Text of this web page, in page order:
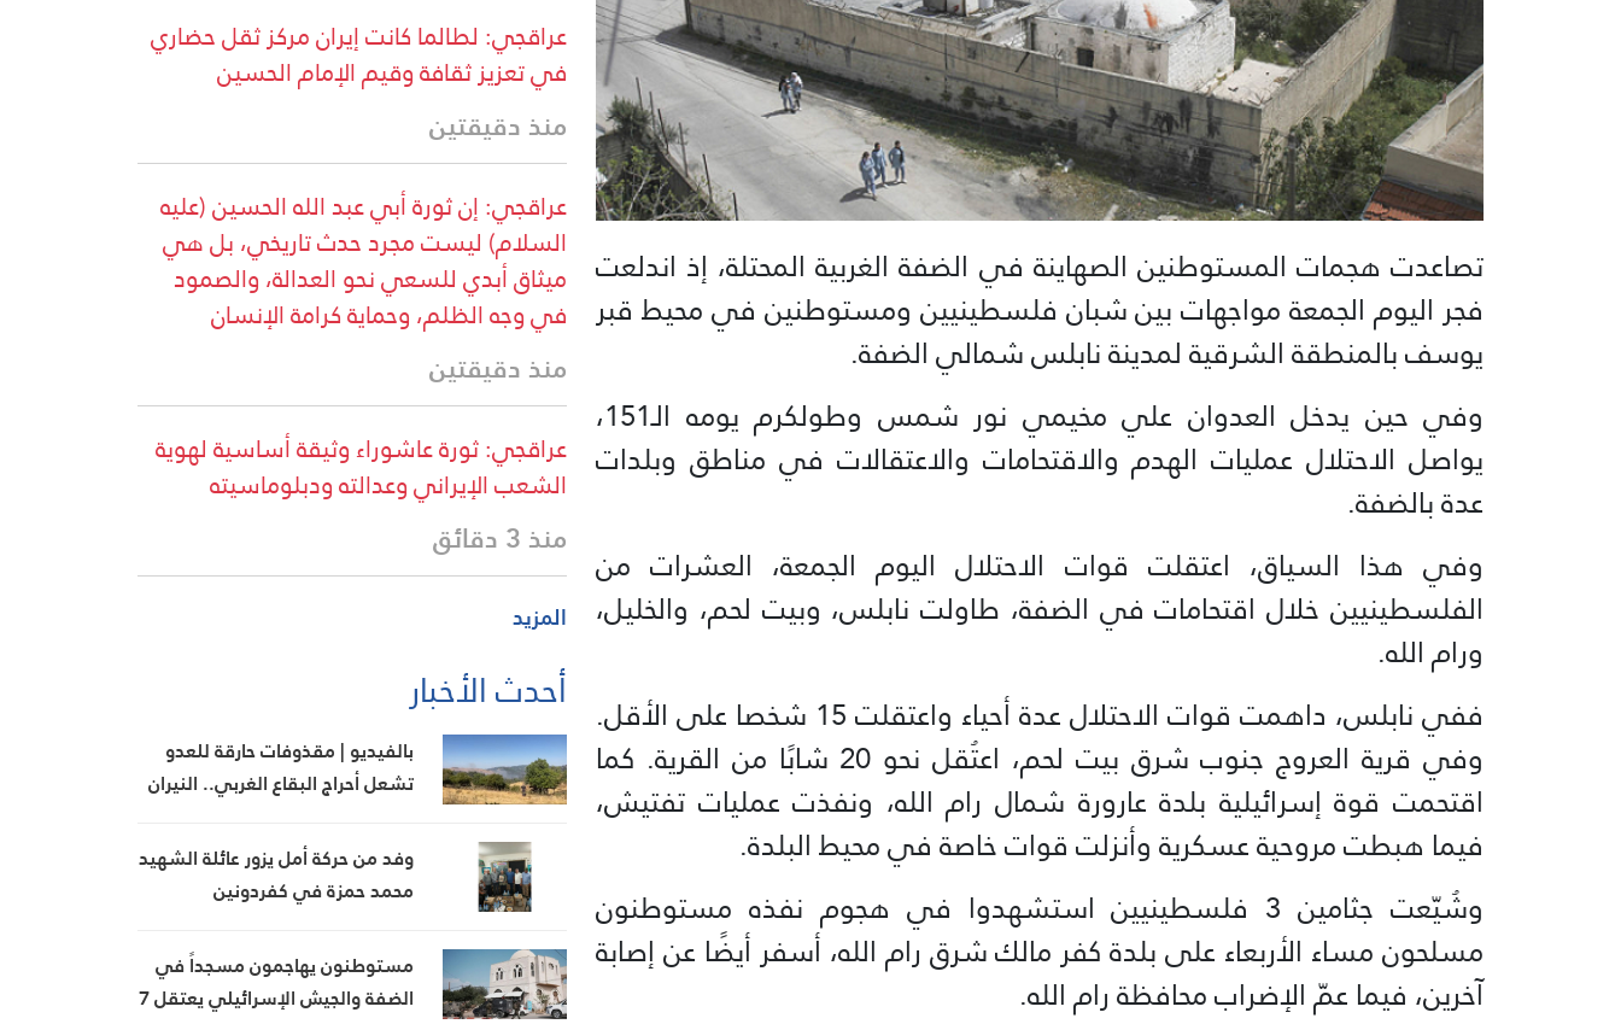
تصاعدت هجمات المستوطنين الصهاينة في الضفة الغربية المحتلة، إذ اندلعت
فجر اليوم الجمعة مواجهات بين شبان فلسطينيين ومستوطنين في محيط قبر
يوسف بالمنطقة الشرقية لمدينة نابلس شمالي الضفة.
وفي حين يدخل العدوان علي مخيمي نور شمس وطولكرم يومه الـ151،
يواصل الاحتلال عمليات الهدم والاقتحامات والاعتقالات في مناطق وبلدات
عدة بالضفة.
وفي هذا السياق، اعتقلت قوات الاحتلال اليوم الجمعة، العشرات من
الفلسطينيين خلال اقتحامات في الضفة، طاولت نابلس، وبيت لحم، والخليل،
ورام الله.
ففي نابلس، داهمت قوات الاحتلال عدة أحياء واعتقلت 15 شخصا على الأقل.
وفي قرية العروج جنوب شرق بيت لحم، اعتُقل نحو 20 شابًا من القرية. كما
اقتحمت قوة إسرائيلية بلدة عارورة شمال رام الله، ونفذت عمليات تفتيش،
فيما هبطت مروحية عسكرية وأنزلت قوات خاصة في محيط البلدة.
وشُيّعت جثامين 3 فلسطينيين استشهدوا في هجوم نفذه مستوطنون
مسلحون مساء الأربعاء على بلدة كفر مالك شرق رام الله، أسفر أيضًا عن إصابة
آخرين، فيما عمّ الإضراب محافظة رام الله.
عراقجي: لطالما كانت إيران مركز ثقل حضاري
في تعزيز ثقافة وقيم الإمام الحسين
منذ دقيقتين
عراقجي: إن ثورة أبي عبد الله الحسين (عليه
السلام) ليست مجرد حدث تاريخي، بل هي
ميثاق أبدي للسعي نحو العدالة، والصمود
في وجه الظلم، وحماية كرامة الإنسان
منذ دقيقتين
عراقجي: ثورة عاشوراء وثيقة أساسية لهوية
الشعب الإيراني وعدالته ودبلوماسيته
منذ 3 دقائق
المزيد
أحدث الأخبار
بالفيديو | مقذوفات حارقة للعدو
تشعل أحراج البقاع الغربي.. النيران
وفد من حركة أمل يزور عائلة الشهيد
محمد حمزة في كفردونين
مستوطنون يهاجمون مسجداً في
الضفة والجيش الإسرائيلي يعتقل 7